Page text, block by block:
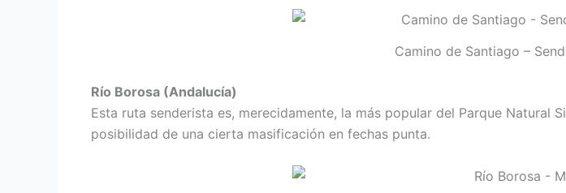
Camino de Santiago –
Río Borosa (Andalucía)
Esta ruta senderista es, merecidamente, la más popular del Parque Natural
posibilidad de una cierta masificación en fechas punta.